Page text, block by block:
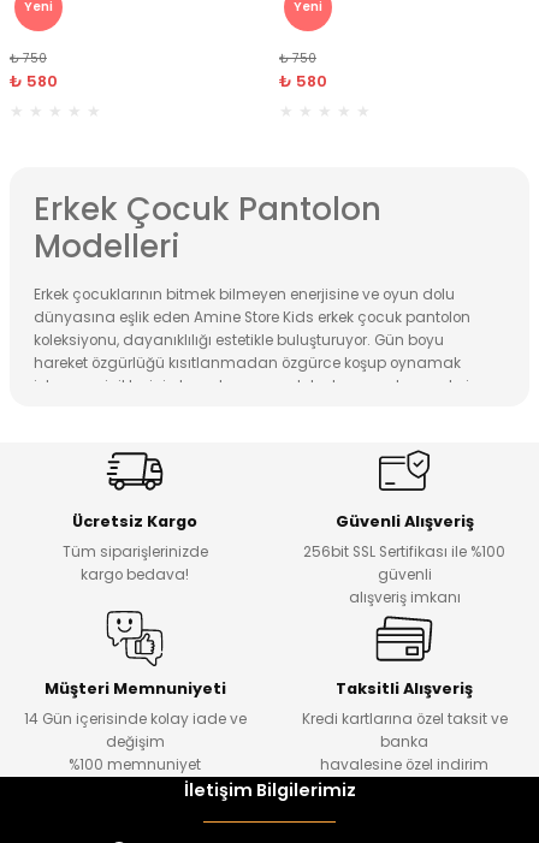
Yeni
₺ 750
₺ 580
Yeni
₺ 750
₺ 580
Erkek Çocuk Pantolon
Modelleri
Erkek çocuklarının bitmek bilmeyen enerjisine ve oyun dolu
dünyasına eşlik eden Amine Store Kids erkek çocuk pantolon
koleksiyonu, dayanıklılığı estetikle buluşturuyor. Gün boyu
hareket özgürlüğü kısıtlanmadan özgürce koşup oynamak
isteyen minikler için tasarlanan pantolonlarımız, ebeveynlerin
hassas ciltlere uyumlu yüksek kaliteli pamuklu kumaşlar ve
esnek dokularla hazırlanmıştır. Terletmeyen, nefes alabilen
yapısı sayesinde her mevsim konfor sunan modellerimiz;
belden ayarlanabilir lastik detayları ve fonksiyonel cep
tasarımlarıyla kullanım kolaylığı sağlar.
Kaliteli dikişleri sayesinde sık yıkamaya ve yoğun harekete
karşı direnç gösteren pantolonlarımız, uzun ömürlü kullanım
vaat eder. Siz de oğlunuzun gardırobuna hem fonksiyonel
hem de karizmatik bir dokunuş eklemek için Amine Store Kids
avantajlı fiyatlarını kaçırmayın. Hemen keşfedin, şıklığı
Ücretsiz Kargo
Tüm siparişlerinizde
kargo bedava!
Güvenli Alışveriş
256bit SSL Sertifikası ile %100
güvenli
alışveriş imkanı
Müşteri Memnuniyeti
14 Gün içerisinde kolay iade ve
değişim
%100 memnuniyet
Taksitli Alışveriş
Kredi kartlarına özel taksit ve
banka
havalesine özel indirim
İletişim Bilgilerimiz
Alt
ve Taç